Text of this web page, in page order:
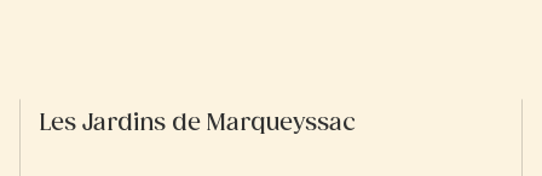
Les Jardins de Marqueyssac